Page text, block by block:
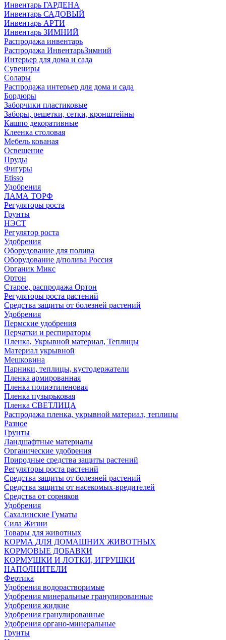
Инвентарь ГАРДЕНА
Инвентарь САДОВЫЙ
Инвентарь АРТИ
Инвентарь ЗИМНИЙ
Распродажа инвентарь
Распродажа ИнвентарьЗимний
Интерьер для дома и сада
Сувениры
Солары
Распродажа интерьер для дома и сада
Бордюры
Заборчики пластиковые
Заборы, решетки, сетки, кронштейны
Кашпо декоративные
Клеенка столовая
Мебель кованая
Освещение
Пруды
Фигуры
Etisso
Удобрения
ЛАМА ТОРФ
Регуляторы роста
Грунты
НЭСТ
Регулятор роста
Удобрения
Оборудование для полива
Оборудование д/полива Россия
Органик Микс
Ортон
Старое, распродажа Ортон
Регуляторы роста растений
Средства защиты от болезней растений
Удобрения
Пермские удобрения
Перчатки и респираторы
Пленка, Укрывной материал, Теплицы
Материал укрывной
Мешковина
Парники, теплицы, кустодержатели
Пленка армированная
Пленка полиэтиленовая
Пленка пузырьковая
Пленка СВЕТЛИЦА
Распродажа пленка, укрывной материал, теплицы
Разное
Грунты
Ландшафтные материалы
Органические удобрения
Природные средства защиты растений
Регуляторы роста растений
Средства защиты от болезней растений
Средства защиты от насекомых-вредителей
Средства от сорняков
Удобрения
Сахалинские Гуматы
Сила Жизни
Товары для животных
КОРМА ДЛЯ ДОМАШНИХ ЖИВОТНЫХ
КОРМОВЫЕ ДОБАВКИ
КОРМУШКИ И ЛОТКИ, ИГРУШКИ
НАПОЛНИТЕЛИ
Фертика
Удобрения водорастворимые
Удобрения минеральные гранулированные
Удобрения жидкие
Удобрения гранулированные
Удобрения органо-минеральные
Грунты